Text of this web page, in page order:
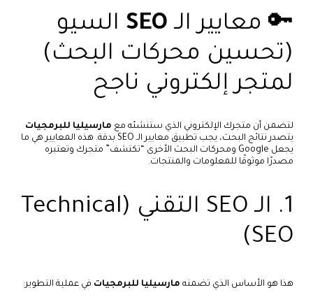
🔑 معايير الـ SEO السيو
(تحسين محركات البحث)
لمتجر إلكتروني ناجح
لتضمن أن متجرك الإلكتروني الذي ستنشئه مع مارسيليا للبرمجيات
يتصدر نتائج البحث، يجب تطبيق معايير الـ SEO بدقة. هذه المعايير هي ما
يجعل Google ومحركات البحث الأخرى “تكتشف” متجرك وتعتبره
مصدرًا موثوقًا للمعلومات والمنتجات.
1. الـ SEO التقني (Technical
SEO)
هذا هو الأساس الذي تضمنه مارسيليا للبرمجيات في عملية التطوير: